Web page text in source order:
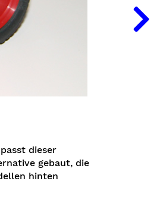
dieser
gebaut, die
hinten